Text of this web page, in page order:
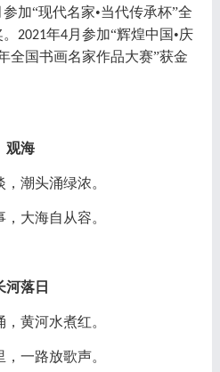
参加“现代名家•当代传承杯”全
2021年4月参加“辉煌中国•庆
全国书画名家作品大赛”获金
观海
潮头涌绿浓。
大海自从容。
河落日
，黄河水煮红。
一路放歌声。